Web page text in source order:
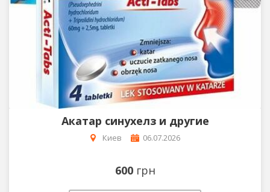
Акатар синухелз и другие
Киев 06.07.2026
600 грн